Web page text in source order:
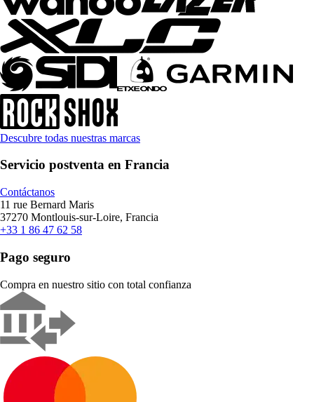
Descubre todas nuestras marcas
Servicio postventa en Francia
Contáctanos
11 rue Bernard Maris
37270 Montlouis-sur-Loire, Francia
+33 1 86 47 62 58
Pago seguro
Compra en nuestro sitio con total confianza